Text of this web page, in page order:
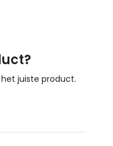
juiste product.